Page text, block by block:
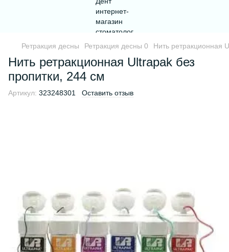
Ретракция десны Ретракция десны 0 Нить ретракционная
Нить ретракционная Ultrapak без
пропитки, 244 см
Артикул: 323248301 Оставить отзыв